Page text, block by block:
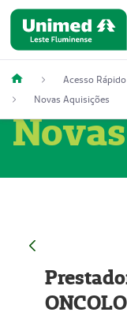
Acesso Rápido
Novas Aquisições